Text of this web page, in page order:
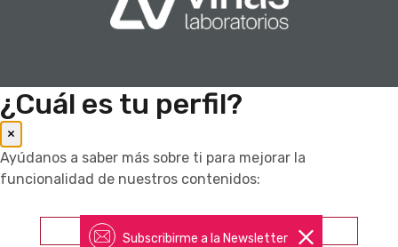
Subscribirme a la Newsletter
¿Cuál es tu perfil?
×
Ayúdanos a saber más sobre ti para mejorar la
funcionalidad de nuestros contenidos:
Farmacéutico